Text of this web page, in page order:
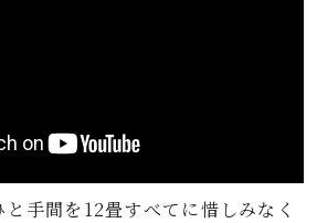
手間を12畳すべてに惜しみなく